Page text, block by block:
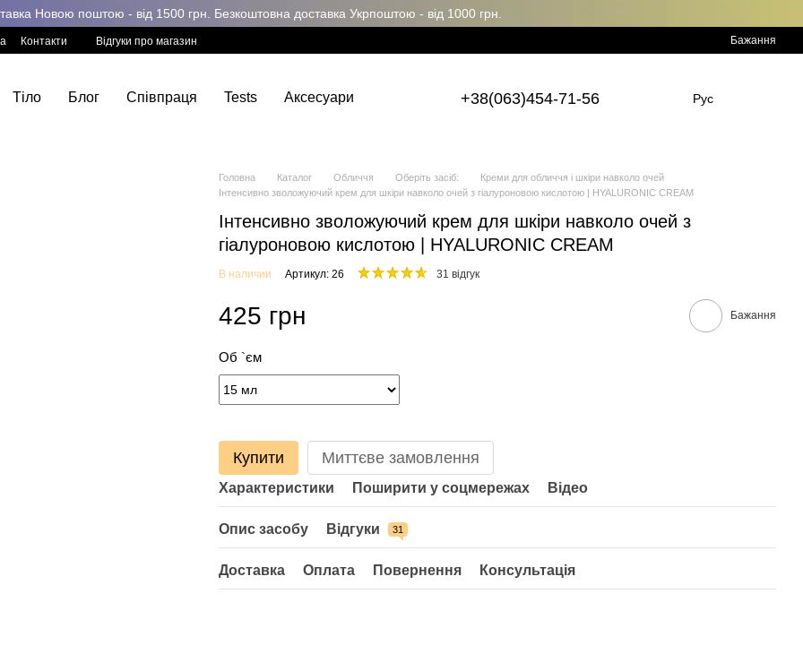
Новою поштою - від 1500 грн. Безкоштовна доставка Укрпоштою - від 1000 грн.
Контакти Відгуки про магазин Бажання
Тіло Блог Співпраця Tests Аксесуари +38(063)454-71-56 Рус
Головна Каталог Обличчя Оберіть засіб:
Креми для обличчя і шкіри навколо очей
Інтенсивно зволожуючий крем для шкіри навколо очей з гіалуроновою кислотою | HYALURONIC CREAM
Інтенсивно зволожуючий крем для шкіри навколо очей з
гіалуроновою кислотою | HYALURONIC CREAM
В наличии Артикул: 26 31 відгук
425 грн Бажання
Об `єм
Купити Миттєве замовлення
Характеристики Поширити у соцмережах Відео
Опис засобу Відгуки 31
Доставка Оплата Повернення Консультація